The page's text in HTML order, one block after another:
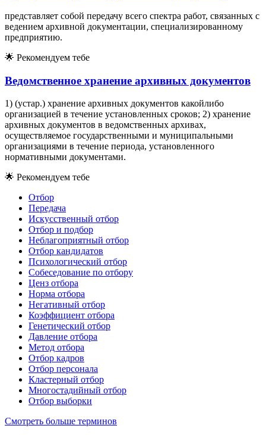
представляет собой передачу всего спектра работ, связанных с
ведением архивной документации, специализированному
предприятию.
🌟 Рекомендуем тебе
Ведомственное хранение архивных документов
1) (устар.) хранение архивных документов какойлибо
организацией в течение установленных сроков; 2) хранение
архивных документов в ведомственных архивах,
осуществляемое государственными и муниципальными
организациями в течение периода, установленного
нормативными документами.
🌟 Рекомендуем тебе
Отбор
Передача
Искусственный отбор
Отбор и подбор
Неблагоприятный отбор
Отбор кандидатов
Психологический отбор
Собеседование по отбору
Ценз отбора
Норма отбора
Негативный отбор
Коэффициент отбора
Генетический отбор
Давление отбора
Метод отбора
Отбор кадров
Отбор персонала
Кластерный отбор
Многостадийный отбор
Отбор выборки
Смотреть больше терминов